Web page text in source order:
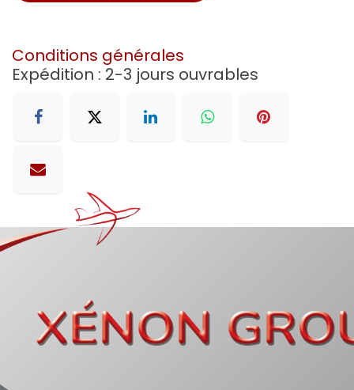
Conditions générales
Expédition : 2-3 jours ouvrables